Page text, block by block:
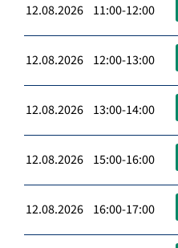
12.08.2026 11:00-12:00
12.08.2026 12:00-13:00
12.08.2026 13:00-14:00
12.08.2026 15:00-16:00
12.08.2026 16:00-17:00